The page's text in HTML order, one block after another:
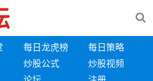
每日龙虎榜
每日策略
炒股公式
炒股视频